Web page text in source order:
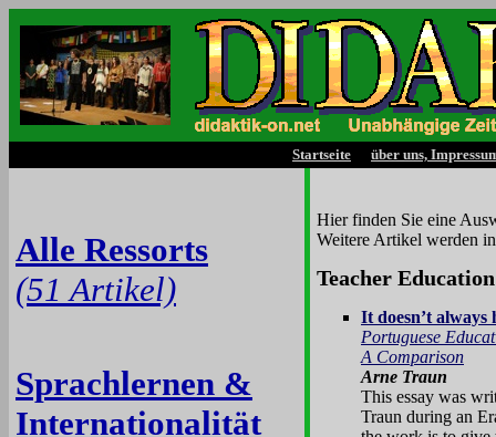
Startseite über uns,
Alle Ressorts
(51 Artikel)
Sprachlernen &
Internationalität
Hier finden Sie eine
Weitere Artikel werden
Teacher
It doesn’t
Portuguese
A Comparison
Arne Traun
This essay was
Traun during an